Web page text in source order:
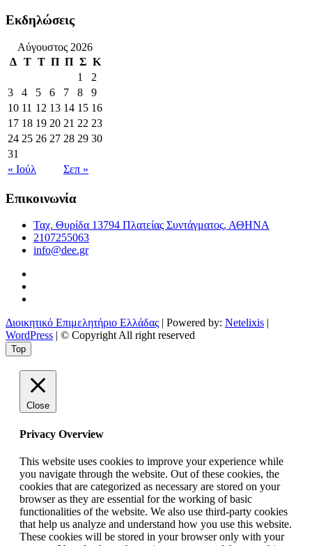
Εκδηλώσεις
Αύγουστος 2026
Δ Τ Τ Π Π Σ Κ
1
2
3
4 5 6 7 8
9
10 11 12 13 14 15 16
17 18 19 20 21 22 23
24 25 26 27 28 29 30
31
« Ιούλ
Σεπ »
Επικοινωνία
Ταχ. Θυρίδα 13794 Πλατείας Συντάγματος, ΑΘΗΝΑ
2107255063
info@dee.gr
Διοικητικό Επιμελητήριο Ελλάδας | Powered by: Netelixis |
WordPress | © Copyright All right reserved
Top
Close
Privacy Overview
This website uses cookies to improve your experience while
you navigate through the website. Out of these cookies, the
cookies that are categorized as necessary are stored on your
browser as they are essential for the working of basic
functionalities of the website. We also use third-party cookies
that help us analyze and understand how you use this website.
These cookies will be stored in your browser only with your